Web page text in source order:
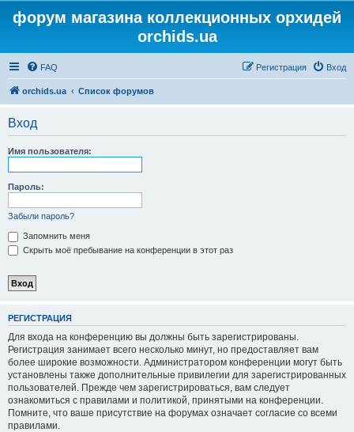
форум магазина коллекционных орхидей
orchids.ua
FAQ Вход
Регистрация
orchids.ua Список форумов
Вход
Имя пользователя:
Пароль:
Забыли пароль?
Запомнить меня
Скрыть моё пребывание на конференции в этот раз
РЕГИСТРАЦИЯ
Для входа на конференцию вы должны быть зарегистрированы.
Регистрация занимает всего несколько минут, но предоставляет вам
более широкие возможности. Администратором конференции могут быть
установлены также дополнительные привилегии для зарегистрированных
пользователей. Прежде чем зарегистрироваться, вам следует
ознакомиться с правилами и политикой, принятыми на конференции.
Помните, что ваше присутствие на форумах означает согласие со всеми
правилами.